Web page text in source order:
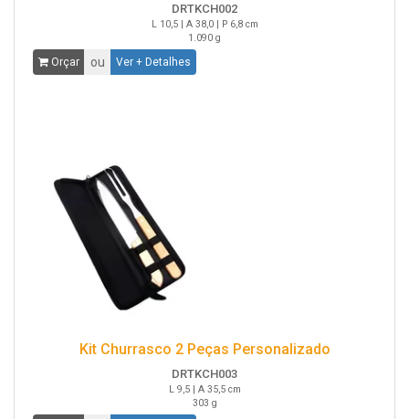
DRTKCH002
L 10,5 | A 38,0 | P 6,8 cm
1.090 g
Orçar ou Ver + Detalhes
Kit Churrasco 2 Peças Personalizado
DRTKCH003
L 9,5 | A 35,5 cm
303 g